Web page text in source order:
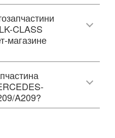
CLASS
магазине
A209?